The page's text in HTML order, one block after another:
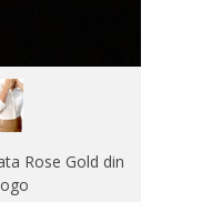
Rose Gold din